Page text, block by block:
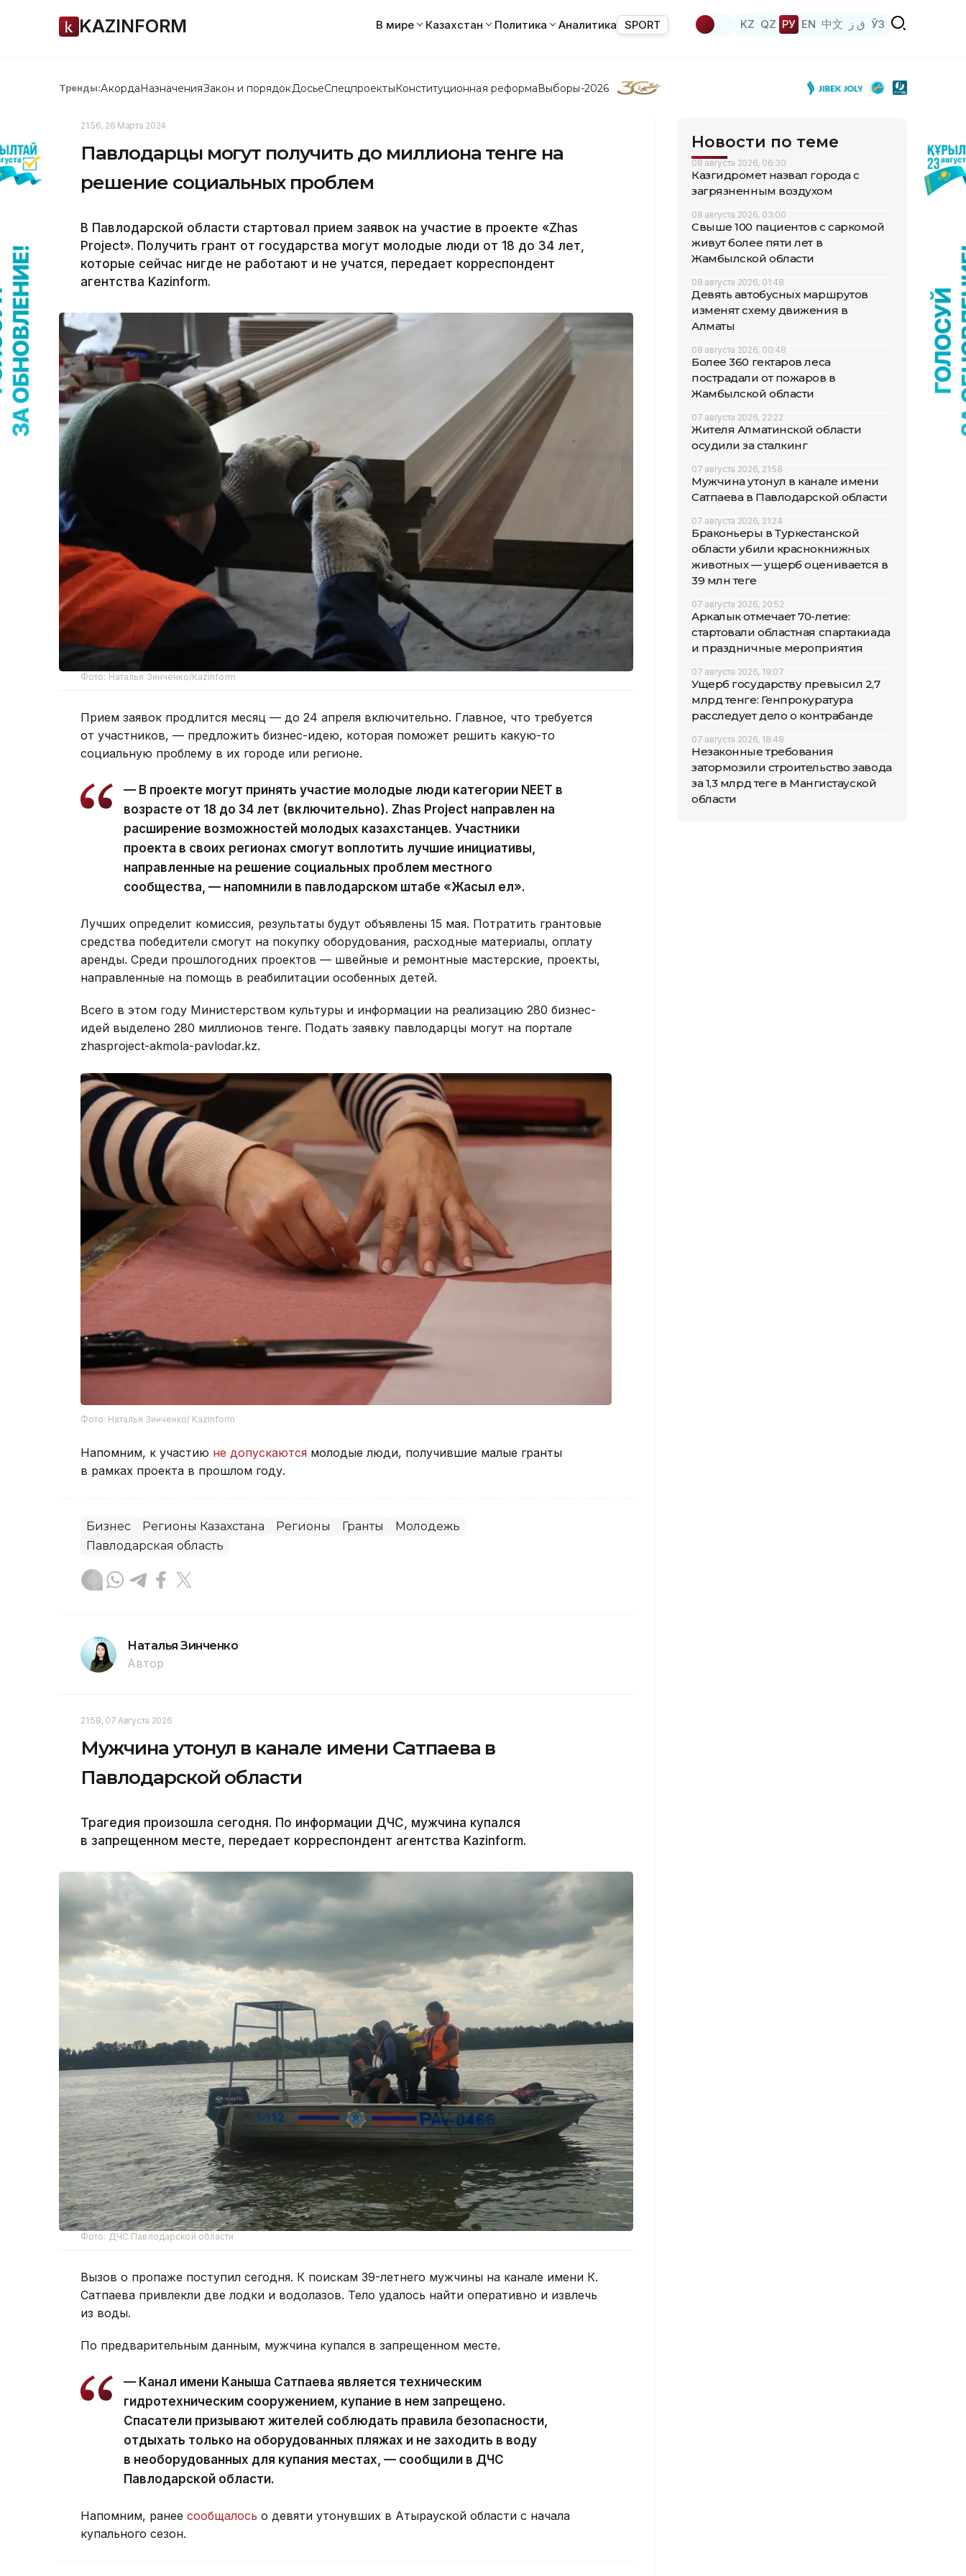
KAZINFORM В мире Казахстан Политика Аналитика SPORT KZ QZ РУ EN 中文 ق ز ЎЗ
Тренды:АкордаНазначенияЗакон и порядок ДосьеСпецпроектыКонституционная реформаВыборы-2026
21:56, 26 Марта 2024
Павлодарцы могут получить до миллиона тенге на
решение социальных проблем
В Павлодарской области стартовал прием заявок на участие в проекте «Zhas
Project». Получить грант от государства могут молодые люди от 18 до 34 лет,
которые сейчас нигде не работают и не учатся, передает корреспондент
агентства Kazinform.
Фото: Наталья Зинченко/Kazinform
Прием заявок продлится месяц — до 24 апреля включительно. Главное, что требуется
от участников, — предложить бизнес-идею, которая поможет решить какую-то
социальную проблему в их городе или регионе.
— В проекте могут принять участие молодые люди категории NEET в
возрасте от 18 до 34 лет (включительно). Zhas Project направлен на
расширение возможностей молодых казахстанцев. Участники
проекта в своих регионах смогут воплотить лучшие инициативы,
направленные на решение социальных проблем местного
сообщества, — напомнили в павлодарском штабе «Жасыл ел».
Лучших определит комиссия, результаты будут объявлены 15 мая. Потратить грантовые
средства победители смогут на покупку оборудования, расходные материалы, оплату
аренды. Среди прошлогодних проектов — швейные и ремонтные мастерские, проекты,
направленные на помощь в реабилитации особенных детей.
Всего в этом году Министерством культуры и информации на реализацию 280 бизнес-
идей выделено 280 миллионов тенге. Подать заявку павлодарцы могут на портале
zhasproject-akmola-pavlodar.kz.
Фото: Наталья Зинченко/ Kazinform
Напомним, к участию не допускаются молодые люди, получившие малые гранты
в рамках проекта в прошлом году.
Бизнес Регионы Казахстана Регионы Гранты
Молодежь
Павлодарская область
Наталья Зинченко
Автор
21:58, 07 Августа 2026
Мужчина утонул в канале имени Сатпаева в
Павлодарской области
Трагедия произошла сегодня. По информации ДЧС, мужчина купался
в запрещенном месте, передает корреспондент агентства Kazinform.
Фото: ДЧС Павлодарской области
Вызов о пропаже поступил сегодня. К поискам 39-летнего мужчины на канале имени К.
Сатпаева привлекли две лодки и водолазов. Тело удалось найти оперативно и извлечь
из воды.
По предварительным данным, мужчина купался в запрещенном месте.
— Канал имени Каныша Сатпаева является техническим
гидротехническим сооружением, купание в нем запрещено.
Спасатели призывают жителей соблюдать правила безопасности,
отдыхать только на оборудованных пляжах и не заходить в воду
в необорудованных для купания местах, — сообщили в ДЧС
Павлодарской области.
Напомним, ранее сообщалось о девяти утонувших в Атырауской области с начала
купального сезон.
Новости по теме
08 августа 2026, 06:30
Казгидромет назвал города с
загрязненным воздухом
08 августа 2026, 03:00
Свыше 100 пациентов с саркомой
живут более пяти лет в
Жамбылской области
08 августа 2026, 01:48
Девять автобусных маршрутов
изменят схему движения в
Алматы
08 августа 2026, 00:48
Более 360 гектаров леса
пострадали от пожаров в
Жамбылской области
07 августа 2026, 22:22
Жителя Алматинской области
осудили за сталкинг
07 августа 2026, 21:58
Мужчина утонул в канале имени
Сатпаева в Павлодарской области
07 августа 2026, 21:24
Браконьеры в Туркестанской
области убили краснокнижных
животных — ущерб оценивается в
39 млн теңге
07 августа 2026, 20:52
Аркалык отмечает 70-летие:
стартовали областная спартакиада
и праздничные мероприятия
07 августа 2026, 19:07
Ущерб государству превысил 2,7
млрд тенге: Генпрокуратура
расследует дело о контрабанде
07 августа 2026, 18:48
Незаконные требования
затормозили строительство завода
за 1,3 млрд теңге в Мангистауской
области